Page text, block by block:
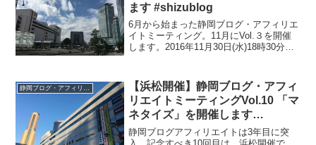
ます #shizublog
6月から始まった静岡ブログ・アフィリエ
イトミーティング。11月にVol.３を開催
します。2016年11月30日(水)18時30分か
静岡ブログ・アフィリエイトミーティング
【浜松開催】静岡ブログ・アフィ
リエイトミーティングVol.10 「マ
ネタイズ」を開催します
#shizublog
静岡ブログアフィリエイトは3年目に突